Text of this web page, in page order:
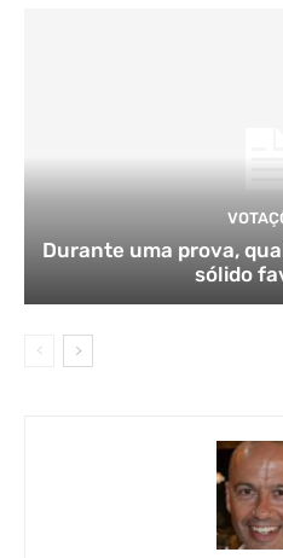
Durante uma prova,
sólido